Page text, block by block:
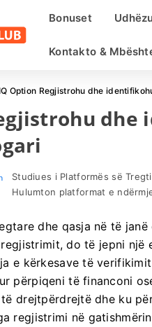
Bonuset
Kontakto &
IQ Option Regjistrohu dhe
dhe
Studiues i Platformës së
Hulumton platformat e
dhe qasja në të
do të jepni
e kërkesave të
përpiqeni të financoni
drejtpërdrejtë dhe ku
regjistrimi në